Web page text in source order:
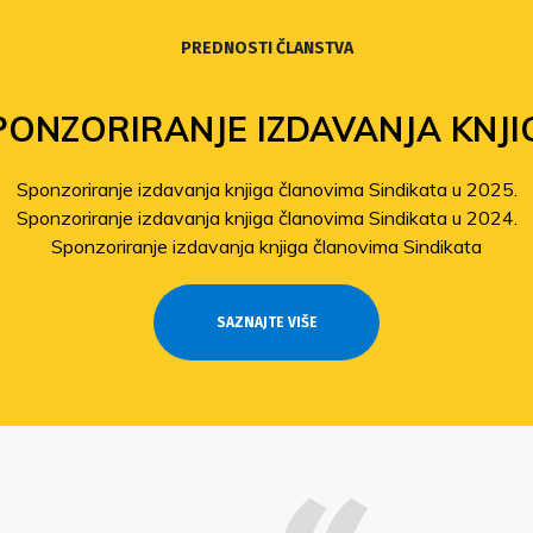
PREDNOSTI ČLANSTVA
IZDAVANJA
Sponzoriranje izdavanja knjiga članovima Sindikata u 2025.
Sponzoriranje izdavanja knjiga članovima Sindikata u 2024.
Sponzoriranje izdavanja knjiga članovima Sindikata
SAZNAJTE VIŠE